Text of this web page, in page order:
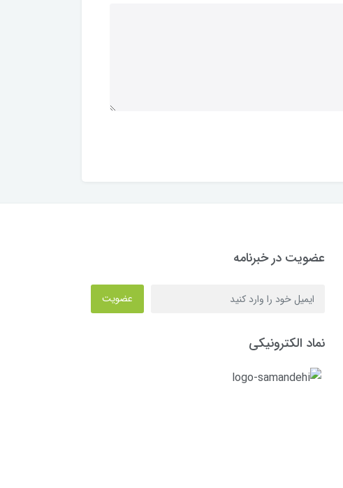
عضویت در خبرنامه
عضویت
نماد الکترونیکی